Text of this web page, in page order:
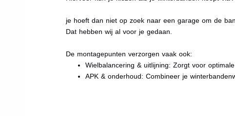
je hoeft dan niet op zoek naar een garage om de
Dat hebben wij al voor je gedaan.
De montagepunten verzorgen vaak ook:
Wielbalancering & uitlijning: Zorgt voor
APK & onderhoud: Combineer je